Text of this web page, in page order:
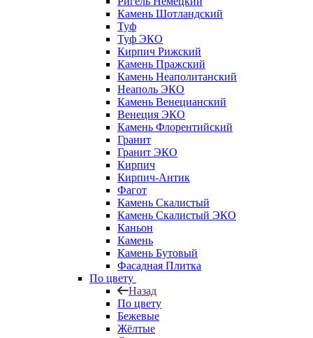
Камень Шотландский
Туф
Туф ЭКО
Кирпич Рижский
Камень Пражский
Камень Неаполитанский
Неаполь ЭКО
Камень Венецианский
Венеция ЭКО
Камень Флорентийский
Гранит
Гранит ЭКО
Кирпич
Кирпич-Антик
Фагот
Камень Скалистый
Камень Скалистый ЭКО
Каньон
Камень
Камень Бутовый
Фасадная Плитка
По цвету
Назад
По цвету
Бежевые
Жёлтые